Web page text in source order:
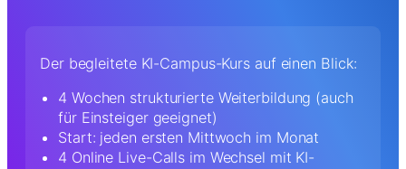
Der begleitete KI-Campus-Kurs auf einen Blick:
4 Wochen strukturierte Weiterbildung (auch
für Einsteiger geeignet)
Start: jeden ersten Mittwoch im Monat
4 Online Live-Calls im Wechsel mit KI-